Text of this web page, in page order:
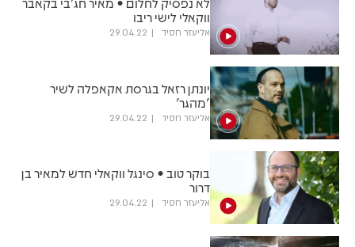
ווקאלי לישי ריבו
אליעזר חסיד 29.04.22
יונתן רזאל בגרסת אקאפלה לשיר
'מהגר'
אליעזר חסיד 29.04.22
בוקר טוב • סינגל ווקאלי חדש למאיר בן
דרור
אליעזר חסיד 29.04.22